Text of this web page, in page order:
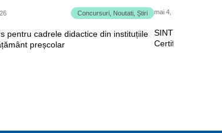
Concursuri Noutati Știri
pentru cadrele didactice din instituțiile
preșcolar
mai 4, 2026
SINTEZA
Certificarea,